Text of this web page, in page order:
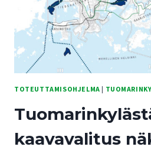
LAINVASTAINEN
TOTEUTTAMISOHJELMA |
kaavavalitus